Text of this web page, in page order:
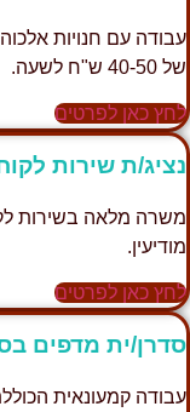
עבודה עם חנויות
של 40-50 ש"ח לשעה.
לחץ כאן לפרטים
נציג/ת שירות
משרה מלאה בשירות
מודיעין.
לחץ כאן לפרטים
סדרן/ית מדפים
עבודה קמעונאית